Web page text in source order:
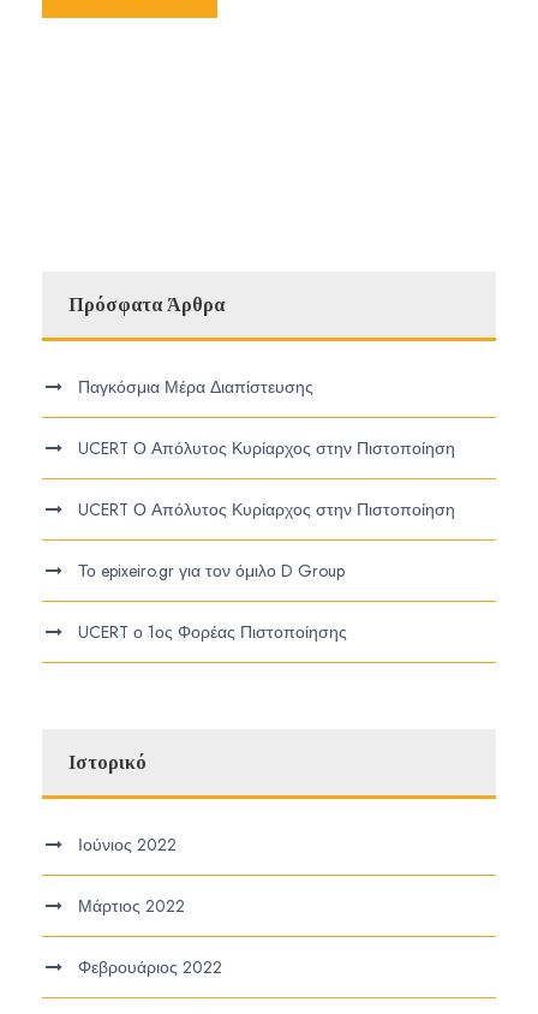
Πρόσφατα Άρθρα
Παγκόσμια Μέρα Διαπίστευσης
UCERT Ο Απόλυτος Κυρίαρχος στην Πιστοποίηση
UCERT Ο Απόλυτος Κυρίαρχος στην Πιστοποίηση
Το epixeiro.gr για τον όμιλο D Group
UCERT ο 1ος Φορέας Πιστοποίησης
Ιστορικό
Ιούνιος 2022
Μάρτιος 2022
Φεβρουάριος 2022